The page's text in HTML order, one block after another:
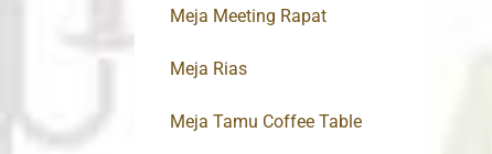
Meja Meeting Rapat
Meja Rias
Meja Tamu Coffee Table